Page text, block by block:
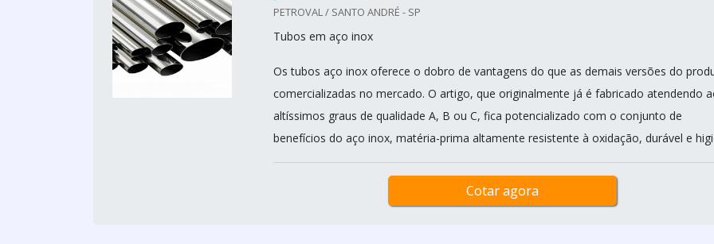
PETROVAL / SANTO ANDRÉ - SP
Tubos em aço inox
Os tubos aço inox oferece o dobro de vantagens do que as demais versões do
comercializadas no mercado. O artigo, que originalmente já é fabricado atendendo
altíssimos graus de qualidade A, B ou C, fica potencializado com o conjunto de
benefícios do aço inox, matéria-prima altamente resistente à oxidação, durável e
Cotar agora